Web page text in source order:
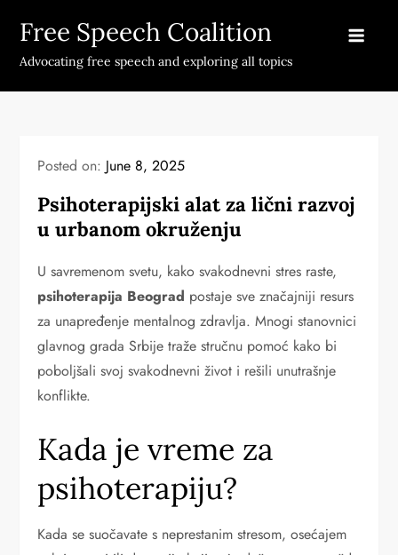
content
Free Speech Coalition
Advocating free speech and exploring all topics
Posted on: June 8, 2025
Psihoterapijski alat za lični razvoj
u urbanom okruženju
U savremenom svetu, kako svakodnevni stres raste,
psihoterapija Beograd postaje sve značajniji resurs
za unapređenje mentalnog zdravlja. Mnogi stanovnici
glavnog grada Srbije traže stručnu pomoć kako bi
poboljšali svoj svakodnevni život i rešili unutrašnje
konflikte.
Kada je vreme za
psihoterapiju?
Kada se suočavate s neprestanim stresom, osećajem